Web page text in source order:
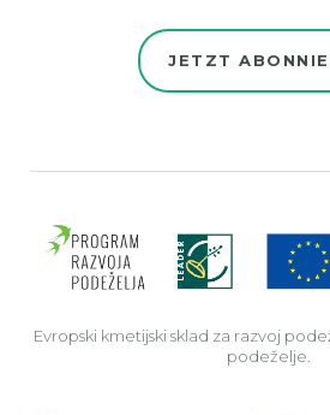
JETZT
Evropski kmetijski sklad za razvoj
podeželje.